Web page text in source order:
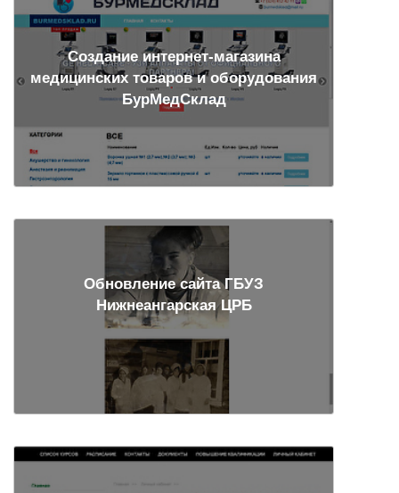
Создание интернет-магазина
медицинских товаров и оборудования
БурМедСклад
Обновление сайта ГБУЗ
Нижнеангарская ЦРБ